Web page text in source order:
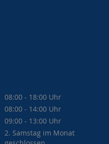
08:00 - 18:00 Uhr
08:00 - 14:00 Uhr
09:00 - 13:00 Uhr
2. Samstag im Monat